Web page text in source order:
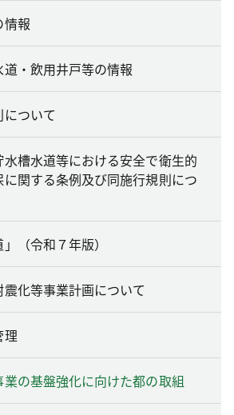
情報
・飲用井戸等の情報
ついて
槽水道等における安全で衛生的
関する条例及び同施行規則につ
（令和７年版）
化等事業計画について
理
の基盤強化に向けた都の取組